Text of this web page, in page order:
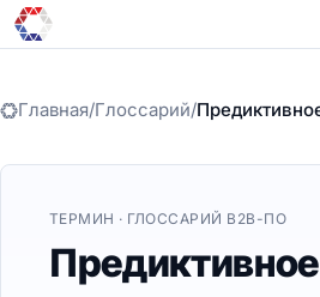
Главная/Глоссарий/
ТЕРМИН · ГЛОССАРИЙ B2B-ПО